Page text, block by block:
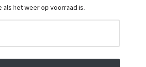
het weer op voorraad is.